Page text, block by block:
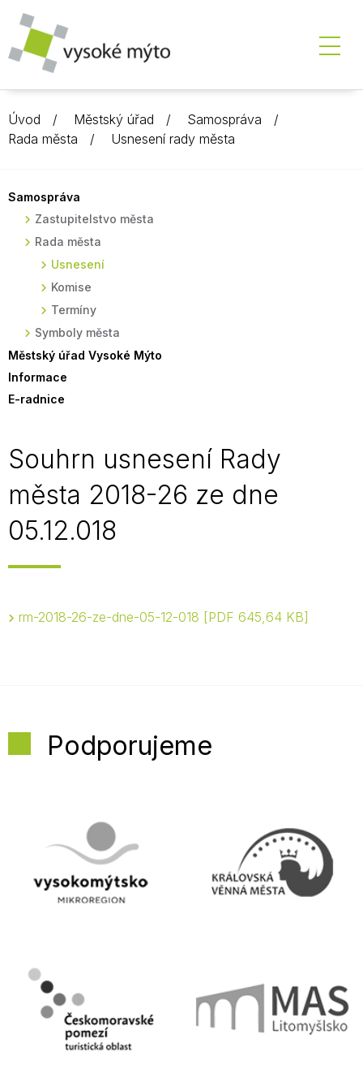
Úvod Městský úřad
Samospráva
Rada města
Usnesení rady města
Samospráva
Zastupitelstvo města
Rada města
Usnesení
Komise
Termíny
Symboly města
Městský úřad Vysoké Mýto
Informace
E-radnice
Souhrn usnesení Rady
města 2018-26 ze dne
05.12.018
rm-2018-26-ze-dne-05-12-018 PDF 645,64 KB
Podporujeme